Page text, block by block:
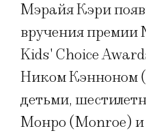
Мэрайя Кэри
вручения премии
Kids' Choice
Ником Кэнноном
детьми,
Монро (Monroe)